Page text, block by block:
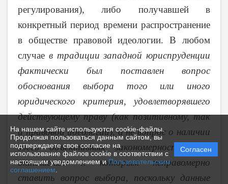
На нашем сайте используются cookie-файлы.
Продолжая пользоваться данным сайтом, вы
подтверждаете свое согласие на
использование файлов cookie в соответствии с
настоящим уведомлением иПользовательским
соглашением
Согласен
регулирования), либо получавшей в
конкретный период времени распространение
в обществе правовой идеологии. В любом
случае в традиции западной юриспруденции
фактически был поставлен вопрос
обоснования выбора того или иного
юридического критерия, удовлетворявшего
действующему праву (как позитивному, так
и правовой идеологии), а не вопрос о наличии
здесь объективных закономерностей, по
отношению к которым неправомерно
ставить вопрос выбора, поскольку данные